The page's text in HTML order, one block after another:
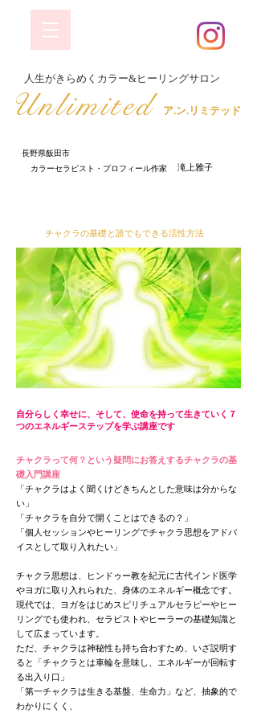
​人生がきらめくカラー&ヒーリングサロン
​Unlimited ア.ン.リミテッド
長野県飯田市
​カラーセラピスト・プロフィール作家
​ 滝上雅子
チャクラの基礎と誰でもできる活性方法
自分らしく幸せに、そして、使命を持って生きていく７
つのエネルギーステップを学ぶ講座です
チャクラって何？という疑問にお答えするチャクラの基
礎入門講座
「チャクラはよく聞くけどきちんとした意味は分からな
い」
​「チャクラを自分で開くことはできるの？​」​
「個人セッションやヒーリングでチャクラ思想をアドバ
イスとして取り入れたい」
チャクラ思想は、ヒンドゥー教を紀元に古代インド医学
やヨガに取り入れられた、身体のエネルギー概念です。
現代では、ヨガをはじめスピリチュアルセラピーやヒー
リングでも使われ、セラピストやヒーラーの基礎知識と
して広まっています。
ただ、チャクラは神秘性も持ち合わすため、いざ説明す
ると「チャクラとは車輪を意味し、エネルギーが回転す
る出入り口」
「第一チャクラは生きる基盤、生命力」など、抽象的で
わかりにくく、